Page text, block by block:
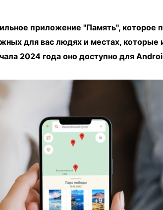
приложение "Память", которое
для вас людях и местах, которые
2024 года оно доступно для